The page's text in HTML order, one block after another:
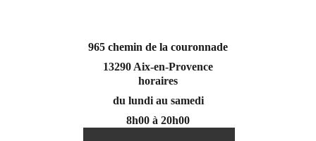
965 chemin de la couronnade
13290 Aix-en-Provence
horaires
du lundi au samedi
8h00 à 20h00